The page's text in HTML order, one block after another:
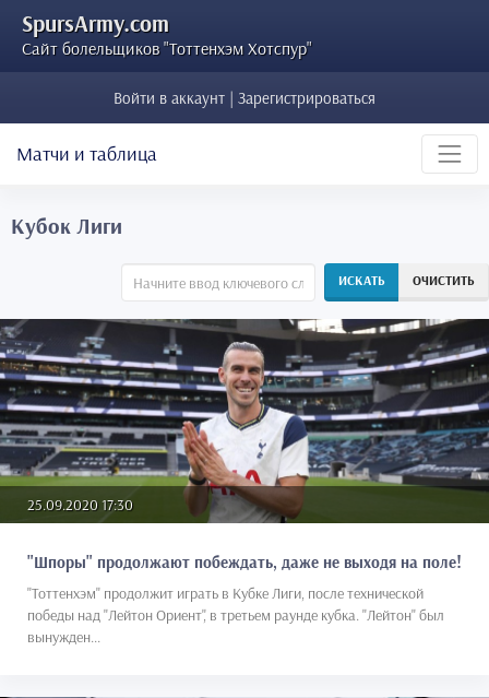
SpursArmy.com
Сайт болельщиков "Тоттенхэм Хотспур"
Войти в аккаунт | Зарегистрироваться
Матчи и таблица
Кубок Лиги
ИСКАТЬ ОЧИСТИТЬ
25.09.2020 17:30
"Шпоры" продолжают побеждать, даже не выходя на поле!
"Тоттенхэм" продолжит играть в Кубке Лиги, после технической
победы над "Лейтон Ориент", в третьем раунде кубка. "Лейтон" был
вынужден...